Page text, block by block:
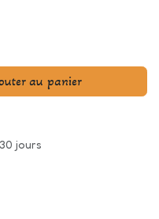
au panier
jours